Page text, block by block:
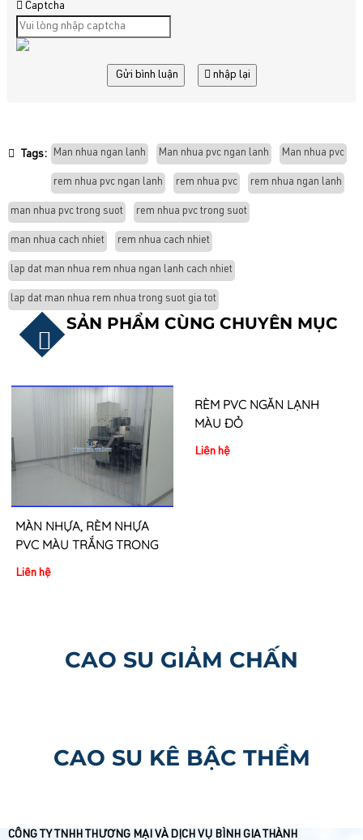
Captcha
Gửi bình luận nhập lại
Tags: Man nhua ngan lanh Man nhua pvc ngan lanh Man nhua pvc
rem nhua pvc ngan lanh rem nhua pvc rem nhua ngan lanh
man nhua pvc trong suot rem nhua pvc trong suot
man nhua cach nhiet rem nhua cach nhiet
lap dat man nhua rem nhua ngan lanh cach nhiet
lap dat man nhua rem nhua trong suot gia tot
SẢN PHẨM CÙNG CHUYÊN MỤC
MÀN NHỰA, RÈM NHỰA
PVC MÀU TRẮNG TRONG
Liên hệ
CAO SU GIẢM CHẤN
CAO SU KÊ BẬC THỀM
CÔNG TY TNHH THƯƠNG MẠI VÀ DỊCH VỤ BÌNH GIA THÀNH